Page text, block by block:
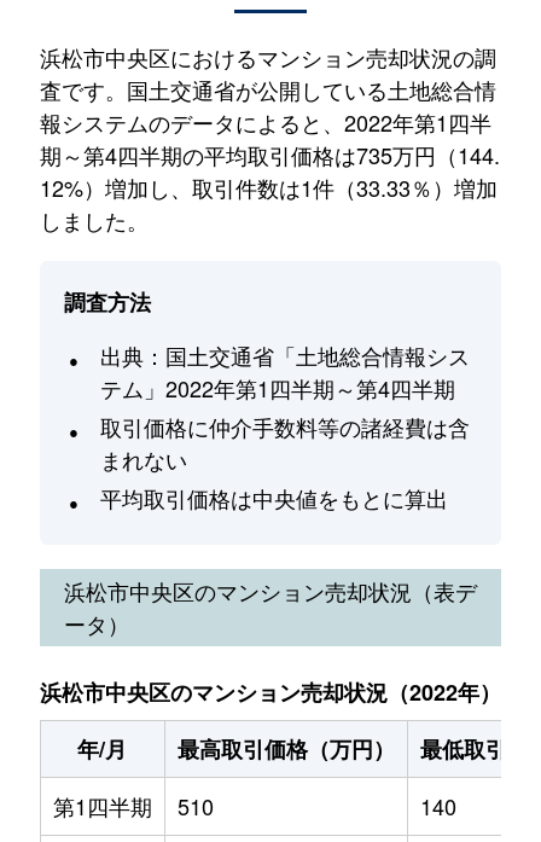
浜松市中央区におけるマンション売却状況の調
査です。国土交通省が公開している土地総合情
報システムのデータによると、2022年第1四半
期～第4四半期の平均取引価格は735万円（144.
12%）増加し、取引件数は1件（33.33％）増加
しました。
調査方法
出典：国土交通省「土地総合情報シス
テム」2022年第1四半期～第4四半期
取引価格に仲介手数料等の諸経費は含
まれない
平均取引価格は中央値をもとに算出
浜松市中央区のマンション売却状況（表デ
ータ）
浜松市中央区のマンション売却状況（2022年）
年/月
最高取引価格（万円）
最低取引価
第1四半期
510 140